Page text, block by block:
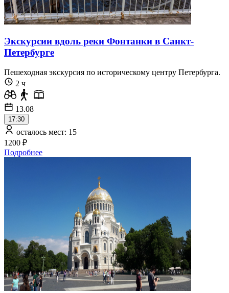
Экскурсии вдоль реки Фонтанки в Санкт-
Петербурге
Пешеходная экскурсия по историческому центру Петербурга.
2 ч
13.08
17:30
осталось мест: 15
1200 ₽
Подробнее